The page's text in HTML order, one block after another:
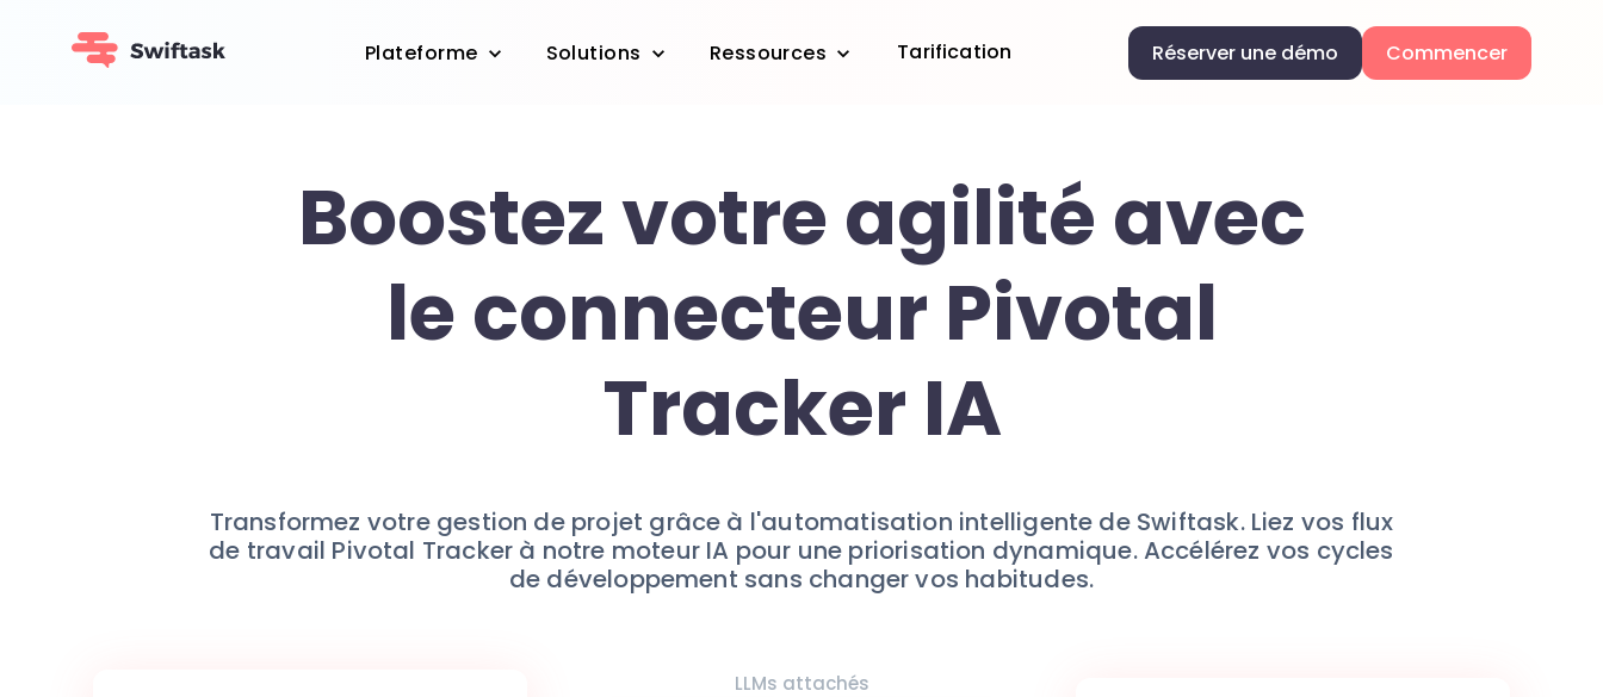
Plateforme Solutions Ressources Tarification Réserver une démo Commencer
Boostez votre agilité avec
le connecteur Pivotal
Tracker IA
Transformez votre gestion de projet grâce à l'automatisation intelligente de Swiftask. Liez vos flux
de travail Pivotal Tracker à notre moteur IA pour une priorisation dynamique. Accélérez vos cycles
de développement sans changer vos habitudes.
LLMs attachés